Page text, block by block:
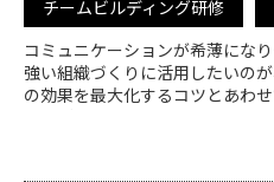
チームビルディング研修
コミュニケーションが希薄にな
強い組織づくりに活用したいの
の効果を最大化するコツとあわ